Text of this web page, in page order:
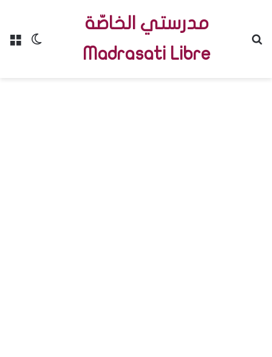
Menu
مدرستي الخاصّة
Madrasati Libre